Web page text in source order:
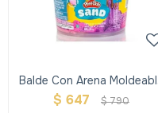
Balde Con Arena
Y Estirable Sand 2 Colores
$ 647 $790